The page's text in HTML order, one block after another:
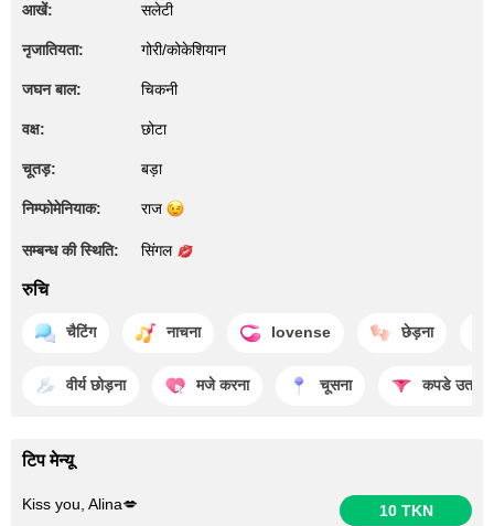
आखें: सलेटी
नृजातियता: गोरी/कोकेशियान
जघन बाल: चिकनी
वक्ष: छोटा
चूतड़: बड़ा
निम्फोमेनियाक: राज
सम्बन्ध की स्थिति: सिंगल
रुचि
चैटिंग नाचना lovense छेड़ना
वीर्य छोड़ना मजे करना चूसना कपडे उतारना
टिप मेन्यू
Kiss you, Alina💋 10 TKN